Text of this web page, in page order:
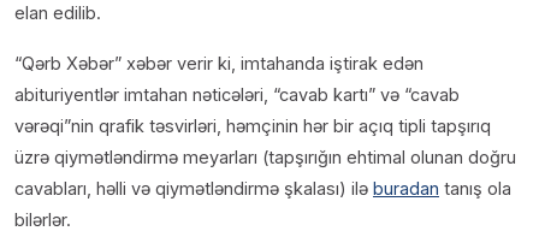
elan edilib.
“Qərb Xəbər” xəbər verir ki, imtahanda iştirak edən
abituriyentlər imtahan nəticələri, “cavab kartı” və “cavab
vərəqi”nin qrafik təsvirləri, həmçinin hər bir açıq tipli tapşırıq
üzrə qiymətləndirmə meyarları (tapşırığın ehtimal olunan doğru
cavabları, həlli və qiymətləndirmə şkalası) ilə buradan tanış ola
bilərlər.